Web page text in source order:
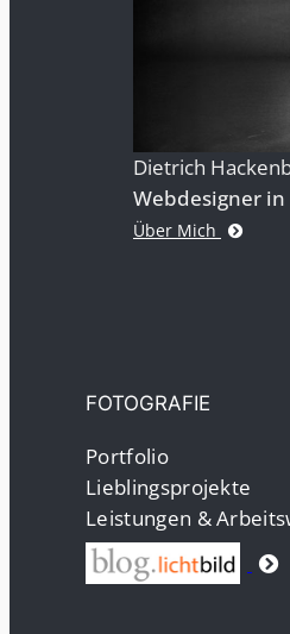
Dietrich
Webdesigner
Über Mich
FOTOGRAFIE
Portfolio
Lieblingsprojekte
Leistungen &